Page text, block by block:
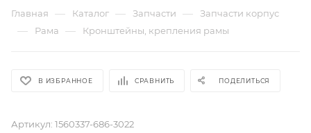
Главная — Каталог — Запчасти — Запчасти корпус
— Рама — Кронштейны, крепления рамы
В ИЗБРАННОЕ СРАВНИТЬ ПОДЕЛИТЬСЯ
Артикул: 1560337-686-3022